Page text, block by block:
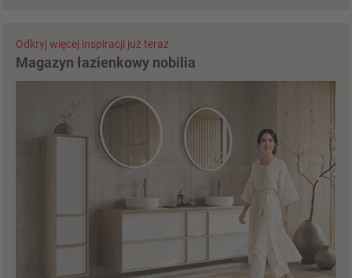
Odkryj więcej inspiracji już teraz
Magazyn łazienkowy nobilia